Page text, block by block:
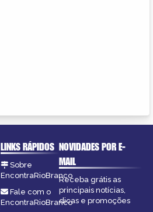
LINKS RÁPIDOS
Sobre
EncontraRioBranco
Fale com o
EncontraRioBranco
NOVIDADES POR E-
MAIL
Receba grátis as
principais notícias,
dicas e promoções